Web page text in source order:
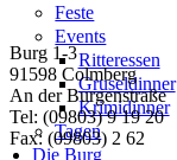
Feste
Events
Ritteressen
Gruseldinner
Krimidinner
Tagen
Die Burg
Burg 1-3
91598 Colmberg
An der Burgenstraße
Tel: (09803) 9 19 20
Fax: (09803) 2 62